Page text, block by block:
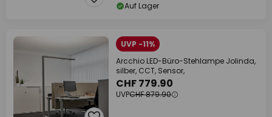
Auf Lager
UVP -11%
Arcchio LED-Büro-Stehlampe Jolinda,
silber, CCT, Sensor,
CHF 779.90
UVPCHF 879.90